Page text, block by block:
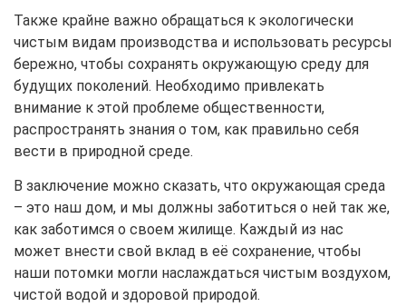
Также крайне важно обращаться к экологически
чистым видам производства и использовать ресурсы
бережно, чтобы сохранять окружающую среду для
будущих поколений. Необходимо привлекать
внимание к этой проблеме общественности,
распространять знания о том, как правильно себя
вести в природной среде.
В заключение можно сказать, что окружающая среда
– это наш дом, и мы должны заботиться о ней так же,
как заботимся о своем жилище. Каждый из нас
может внести свой вклад в её сохранение, чтобы
наши потомки могли наслаждаться чистым воздухом,
чистой водой и здоровой природой.